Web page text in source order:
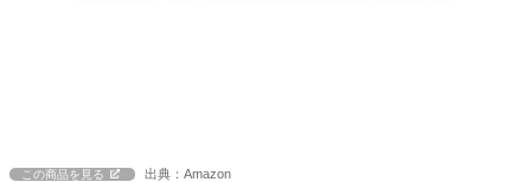
この商品を見る 出典：Amazon